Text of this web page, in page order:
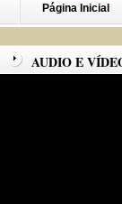
Página Inicial
AUDIO E